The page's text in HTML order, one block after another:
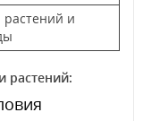
растений и
растений: